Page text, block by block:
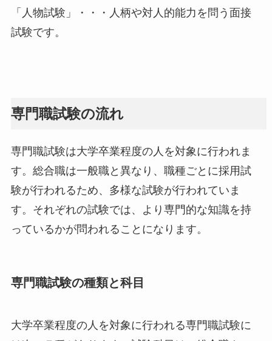
「人物試験」・・・人柄や対人的能力を問う面接
試験です。
専門職試験の流れ
専門職試験は大学卒業程度の人を対象に行われま
す。総合職は一般職と異なり、職種ごとに採用試
験が行われるため、多様な試験が行われていま
す。それぞれの試験では、より専門的な知識を持
っているかが問われることになります。
専門職試験の種類と科目
大学卒業程度の人を対象に行われる専門職試験に